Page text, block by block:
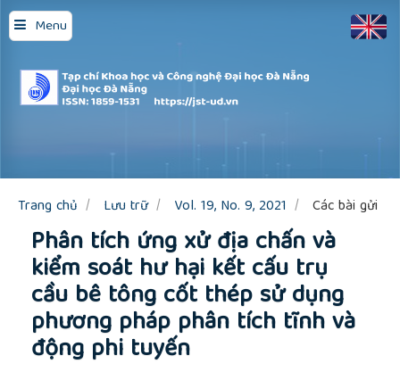
Menu
Quick
jump
to
page
content
Main
Sidebar
Trang chủ Lưu trữ Vol. 19, No. 9, 2021 Các bài gửi
Phân tích ứng xử địa chấn và
kiểm soát hư hại kết cấu trụ
cầu bê tông cốt thép sử dụng
phương pháp phân tích tĩnh và
động phi tuyến